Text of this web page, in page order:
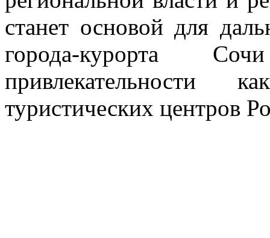
станет основой для
города-курорта
туристических центров